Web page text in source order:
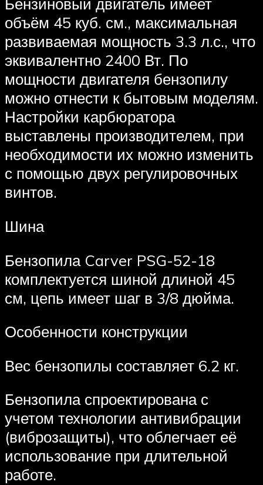
объём 45 куб. см., максимальная
развиваемая мощность 3.3 л.с., что
эквивалентно 2400 Вт. По
мощности двигателя бензопилу
можно отнести к бытовым моделям.
Настройки карбюратора
выставлены производителем, при
необходимости их можно изменить
с помощью двух регулировочных
винтов.
Шина
Бензопила Carver PSG-52-18
комплектуется шиной длиной 45
см, цепь имеет шаг в 3/8 дюйма.
Особенности конструкции
Вес бензопилы составляет 6.2 кг.
Бензопила спроектирована с
учетом технологии антивибрации
(виброзащиты), что облегчает её
использование при длительной
работе.